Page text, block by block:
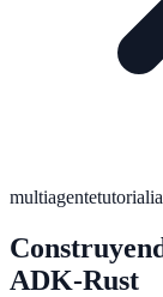
multiagentetutorialia
ADK-Rust